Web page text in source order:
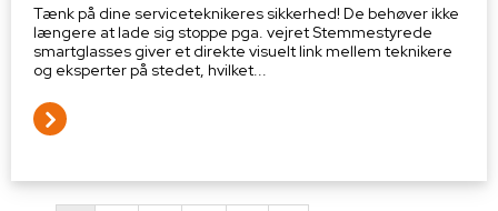
Tænk på dine serviceteknikeres sikkerhed! De behøver ikke
længere at lade sig stoppe pga. vejret Stemmestyrede
smartglasses giver et direkte visuelt link mellem teknikere
og eksperter på stedet, hvilket...